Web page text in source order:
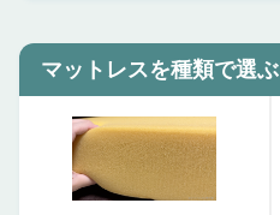
マットレスを種類で選ぶ